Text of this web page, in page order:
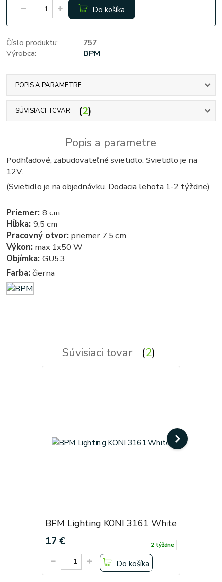
Do košíka
Číslo produktu:
757
Výrobca:
BPM
POPIS A PARAMETRE
SÚVISIACI TOVAR 2
Popis a parametre
Podhľadové, zabudovateľné svietidlo. Svietidlo je na
12V.
(Svietidlo je na objednávku. Dodacia lehota 1-2 týždne)
Priemer:8 cm
Hĺbka:9,5 cm
Pracovný otvor: priemer 7,5 cm
Výkon: max 1x50 W
Objímka:GU5.3
Farba: čierna
Súvisiaci tovar 2
BPM Lighting KONI 3161 White
17 € 2 týždne
Do košíka